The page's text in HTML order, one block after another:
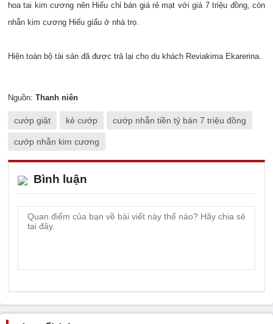
hoa tai kim cương nên Hiếu chỉ bán giá rẻ mạt với giá 7 triệu đồng, còn
nhẫn kim cương Hiếu giấu ở nhà trọ.
Hiện toàn bộ tài sản đã được trả lại cho du khách Reviakima Ekarerina.
Nguồn: Thanh niên
cướp giật kẻ cướp cướp nhẫn tiền tỷ bán 7 triệu đồng
cướp nhẫn kim cương
Bình luận